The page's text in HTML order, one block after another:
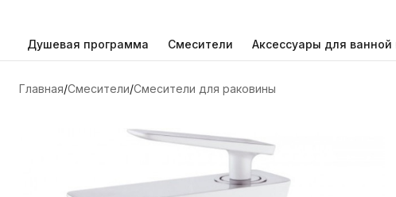
Душевая программа Смесители Аксессуары для ванной
Главная Смесители Смесители для раковины